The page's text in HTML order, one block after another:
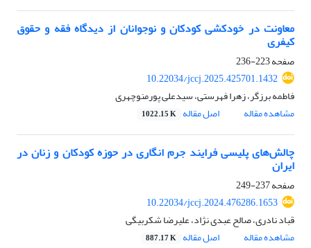
معاونت در خودکشی کودکان و نوجوانان از دیدگاه فقه و حقوق
کیفری
صفحه223-236
10.22034/jccj.2025.425701.1432
فاطمه برزگر، زهرا فهرستی، سیدعلی پورمنوچهری
مشاهده مقاله
اصل مقاله 1022.15 K
چالش‌های پلیسی فرایند جرم‏ انگاری در حوزه کودکان و زنان در
ایران
صفحه237-249
10.22034/jccj.2024.476286.1653
قباد نادری، صالح عبدی نژاد، علیرضا شکربیگی
مشاهده مقاله
اصل مقاله 887.17 K